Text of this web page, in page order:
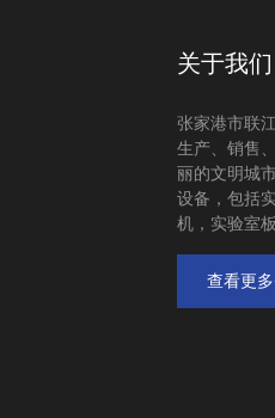
关于我们
张家港市联
生产、销售
丽的文明城
设备，包括
机，实验室
查看更